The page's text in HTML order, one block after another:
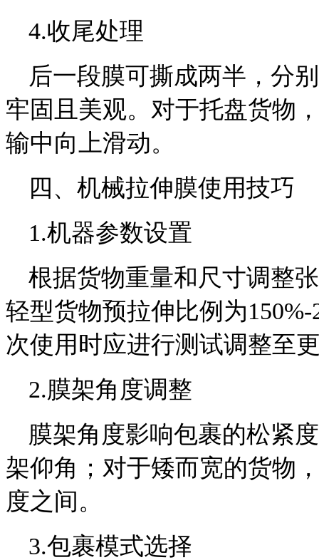
4.收尾处理
后一段膜可撕成两半，分
牢固且美观。对于托盘货物
输中向上滑动。
四、机械拉伸膜使用技巧
1.机器参数设置
根据货物重量和尺寸调整
轻型货物预拉伸比例为
次使用时应进行测试调整至
2.膜架角度调整
膜架角度影响包裹的松紧
架仰角；对于矮而宽的货物
度之间。
3.包裹模式选择